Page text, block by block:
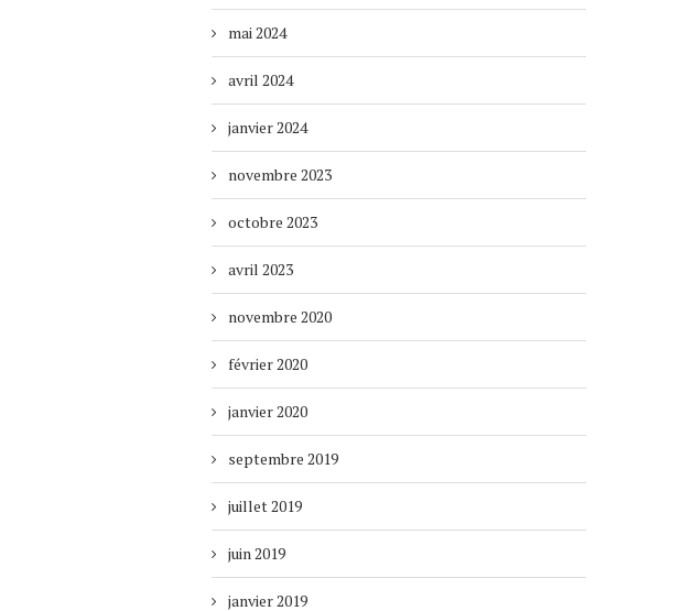
mai 2024
avril 2024
janvier 2024
novembre 2023
octobre 2023
avril 2023
novembre 2020
février 2020
janvier 2020
septembre 2019
juillet 2019
juin 2019
janvier 2019